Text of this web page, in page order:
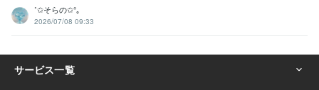
˚✩そらの✩°｡
2026/07/08 09:33